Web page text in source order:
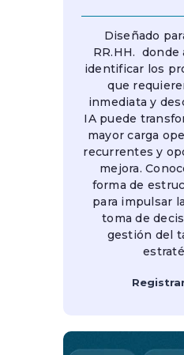
Diseñado
RR.HH. donde
identificar los
que
inmediata y
IA puede
mayor carga
recurrentes y
mejora.
forma de
para impulsar
toma de
gestión del